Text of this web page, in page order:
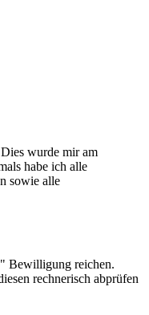
wurde mir am
habe ich alle
sowie alle
Bewilligung reichen.
rechnerisch abprüfen